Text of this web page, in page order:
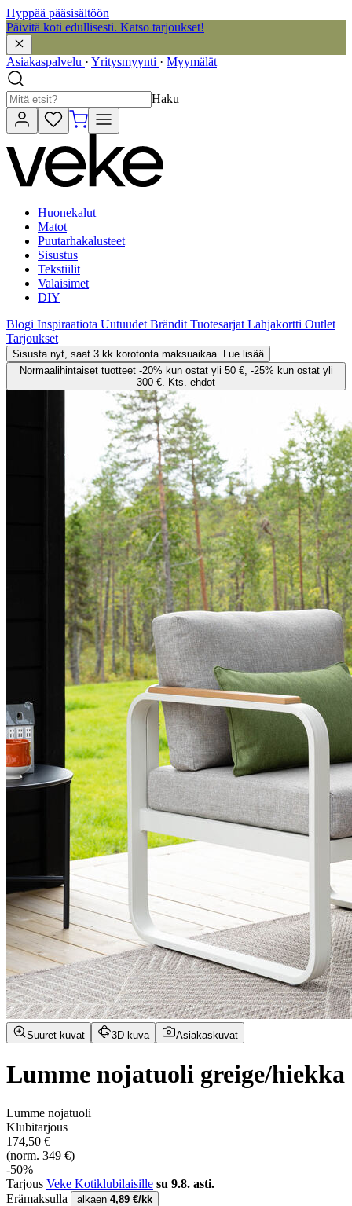
Hyppää pääsisältöön
Päivitä koti edullisesti. Katso tarjoukset!
Asiakaspalvelu · Yritysmyynti · Myymälät
Haku
Huonekalut
Matot
Puutarhakalusteet
Sisustus
Tekstiilit
Valaisimet
DIY
Blogi Inspiraatiota Uutuudet Brändit Tuotesarjat Lahjakortti Outlet
Tarjoukset
Sisusta nyt, saat 3 kk korotonta maksuaikaa. Lue lisää
Normaalihintaiset tuotteet -20% kun ostat yli 50 €, -25% kun ostat yli
300 €. Kts. ehdot
Suuret kuvat 3D-kuva Asiakaskuvat
Lumme nojatuoli greige/hiekka
Lumme nojatuoli
Klubitarjous
174,50 €
(norm. 349 €)
-50%
Tarjous Veke Kotiklubilaisille su 9.8. asti.
Erämaksulla
alkaen 4,89 €/kk